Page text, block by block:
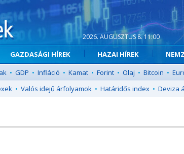
2026. AUGUSZTUS 8. 11:00
GAZDASÁGI HÍREK HAZAI HÍREK
• GDP • Infláció • Kamat • Forint • Olaj • Bitcoin •
• Valós idejű árfolyamok • Határidős index • Deviza